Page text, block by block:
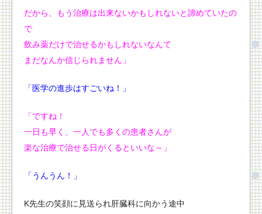
だから、
もう治療は出来ないかもしれないと諦めていたの
で
飲み薬だけで治せるかもしれないなんて
まだなんか信じられません」
「医学の進歩はすごいね！」
「ですね！
一日も早く、 一人でも多くの患者さんが
楽な治療で治せる日がくるといいな～」
「うんうん！」
K先生の笑顔に見送られ肝臓科に向かう途中